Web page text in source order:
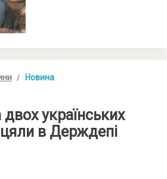
Новина
українських
в Держдепі